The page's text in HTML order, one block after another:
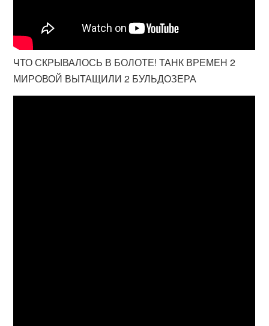
ЧТО СКРЫВАЛОСЬ В БОЛОТЕ! ТАНК ВРЕМЕН 2
МИРОВОЙ ВЫТАЩИЛИ 2 БУЛЬДОЗЕРА